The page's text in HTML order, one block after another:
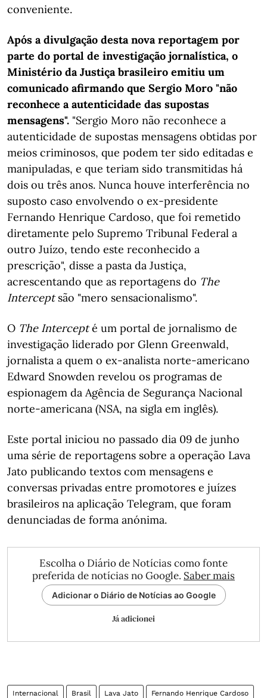
conveniente.
Após a divulgação desta nova reportagem por
parte do portal de investigação jornalística, o
Ministério da Justiça brasileiro emitiu um
comunicado afirmando que Sergio Moro "não
reconhece a autenticidade das supostas
mensagens". "Sergio Moro não reconhece a
autenticidade de supostas mensagens obtidas por
meios criminosos, que podem ter sido editadas e
manipuladas, e que teriam sido transmitidas há
dois ou três anos. Nunca houve interferência no
suposto caso envolvendo o ex-presidente
Fernando Henrique Cardoso, que foi remetido
diretamente pelo Supremo Tribunal Federal a
outro Juízo, tendo este reconhecido a
prescrição", disse a pasta da Justiça,
acrescentando que as reportagens do The
Interceptsão "mero sensacionalismo".
O The Intercepté um portal de jornalismo de
investigação liderado por Glenn Greenwald,
jornalista a quem o ex-analista norte-americano
Edward Snowden revelou os programas de
espionagem da Agência de Segurança Nacional
norte-americana (NSA, na sigla em inglês).
Este portal iniciou no passado dia 09 de junho
uma série de reportagens sobre a operação Lava
Jato publicando textos com mensagens e
conversas privadas entre promotores e juízes
brasileiros na aplicação Telegram, que foram
denunciadas de forma anónima.
Escolha o Diário de Notícias como fonte
preferida de notícias no Google. Saber mais
Adicionar o Diário de Notícias ao Google
Já adicionei
Internacional Brasil Lava Jato Fernando Henrique Cardoso